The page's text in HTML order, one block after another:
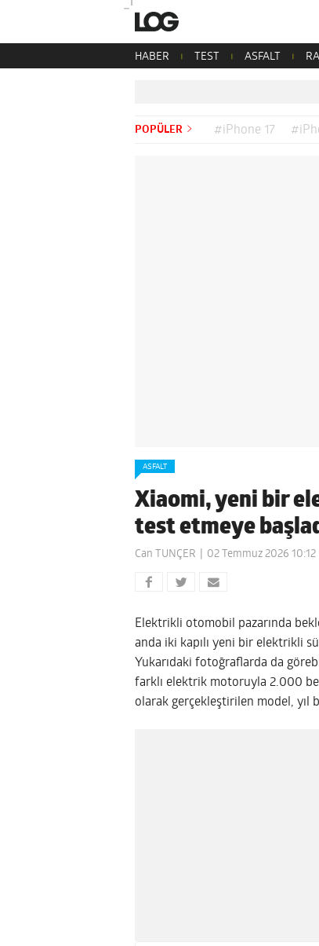
HABER TEST ASFALT
POPÜLER #iPhone 17
ASFALT
Xiaomi, yeni bir
test etmeye
Can TUNÇER 02 Temmuz 2026 10:12
Elektrikli otomobil pazarında
anda iki kapılı yeni bir elektrikli
Yukarıdaki fotoğraflarda da
farklı elektrik motoruyla 2.000
olarak gerçekleştirilen model, yıl